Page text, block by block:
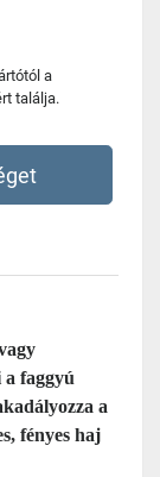
a
találja.
faggyú
a
fényes haj